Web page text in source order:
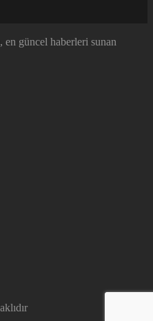
en güncel haberleri sunan